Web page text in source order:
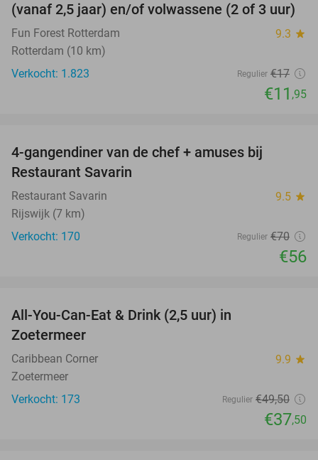
(vanaf 2,5 jaar) en/of volwassene (2 of 3 uur)
Fun Forest Rotterdam 9.3 star
Rotterdam (10 km)
Verkocht: 1.823
Regulier €17
€11 ,95
4-gangendiner van de chef + amuses bij
Restaurant Savarin
Restaurant Savarin 9.5 star
Rijswijk (7 km)
Verkocht: 170
Regulier €70
€56
All-You-Can-Eat & Drink (2,5 uur) in
Zoetermeer
Caribbean Corner 9.9 star
Zoetermeer
Verkocht: 173
Regulier €49,50
€37,50